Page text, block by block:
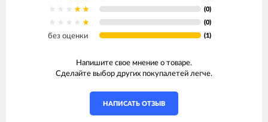
(0)
(0)
без оценки (1)
Напишите свое мнение о товаре.
Сделайте выбор других покупалетей легче.
НАПИСАТЬ ОТЗЫВ